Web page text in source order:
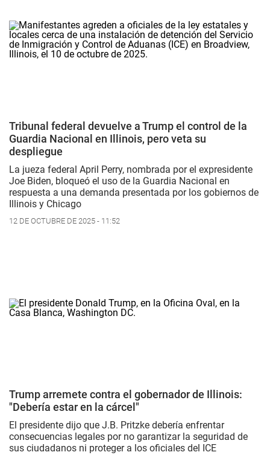
Tribunal federal devuelve a Trump el control de la
Guardia Nacional en Illinois, pero veta su
despliegue
La jueza federal April Perry, nombrada por el expresidente
Joe Biden, bloqueó el uso de la Guardia Nacional en
respuesta a una demanda presentada por los gobiernos de
Illinois y Chicago
12 DE OCTUBRE DE 2025 - 11:52
Trump arremete contra el gobernador de Illinois:
"Debería estar en la cárcel"
El presidente dijo que J.B. Pritzke debería enfrentar
consecuencias legales por no garantizar la seguridad de
sus ciudadanos ni proteger a los oficiales del ICE